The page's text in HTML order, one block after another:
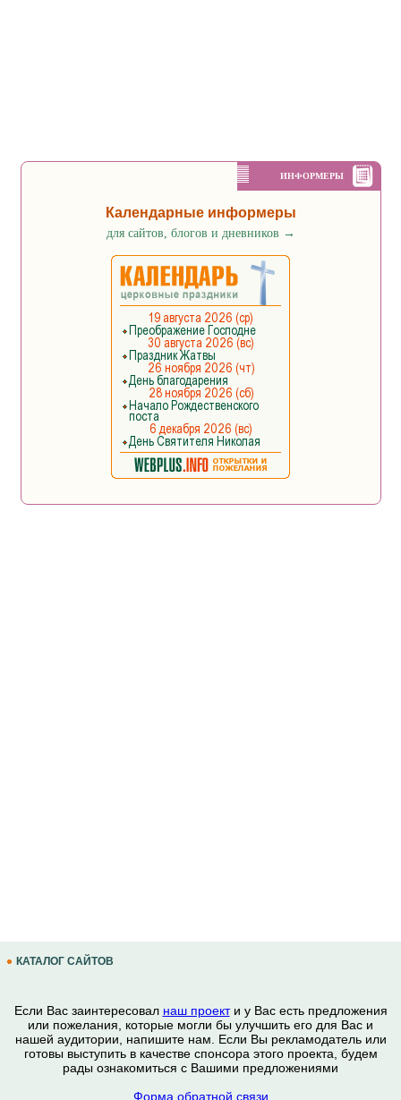
ИНФОРМЕРЫ
Календарные информеры
для сайтов, блогов и дневников →
КАТАЛОГ САЙТОВ
Если Вас заинтересовал наш проекти у Вас есть предложения
или пожелания, которые могли бы улучшить его для Вас и
нашей аудитории, напишите нам. Если Вы рекламодатель или
готовы выступить в качестве спонсора этого проекта, будем
рады ознакомиться с Вашими предложениями
Форма обратной связи